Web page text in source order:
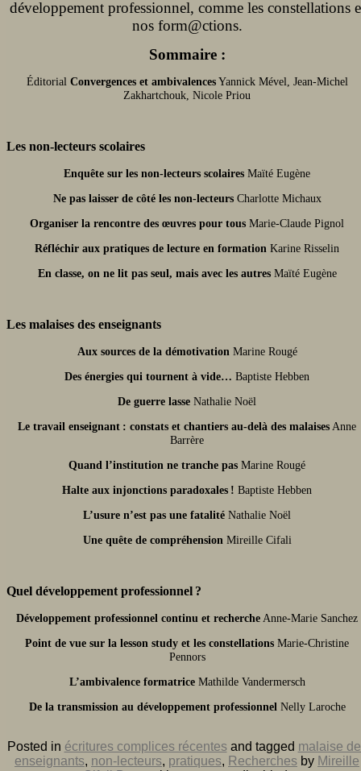
développement professionnel, comme les constellations
nos form@ctions.
Sommaire :
Éditorial Convergences et ambivalences Yannick Mével, Jean-Michel
Zakhartchouk, Nicole Priou
Les non-lecteurs scolaires
Enquête sur les non-lecteurs scolaires Maïté Eugène
Ne pas laisser de côté les non-lecteurs Charlotte Michaux
Organiser la rencontre des œuvres pour tous Marie-Claude Pignol
Réfléchir aux pratiques de lecture en formation Karine Risselin
En classe, on ne lit pas seul, mais avec les autres Maïté Eugène
Les malaises des enseignants
Aux sources de la démotivation Marine Rougé
Des énergies qui tournent à vide… Baptiste Hebben
De guerre lasse Nathalie Noël
Le travail enseignant : constats et chantiers au-delà des malaises Anne
Barrère
Quand l’institution ne tranche pas Marine Rougé
Halte aux injonctions paradoxales ! Baptiste Hebben
L’usure n’est pas une fatalité Nathalie Noël
Une quête de compréhension Mireille Cifali
Quel développement professionnel ?
Développement professionnel continu et recherche Anne-Marie Sanchez
Point de vue sur la lesson study et les constellations Marie-Christine
Pennors
L’ambivalence formatrice Mathilde Vandermersch
De la transmission au développement professionnel Nelly Laroche
Posted in écritures complices récentesand tagged malaise
enseignants, non-lecteurs, pratiques, Recherches by Mireille